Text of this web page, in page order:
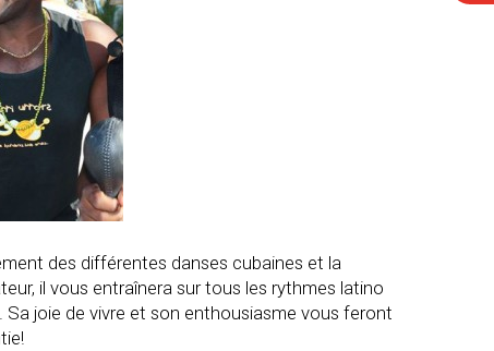
des différentes danses cubaines et la
il vous entraînera sur tous les rythmes latino
joie de vivre et son enthousiasme vous feront